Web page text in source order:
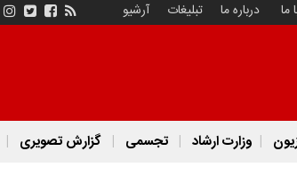
ما درباره ما تبلیغات آرشیو
وزارت ارشاد تجسمی گزارش تصویری